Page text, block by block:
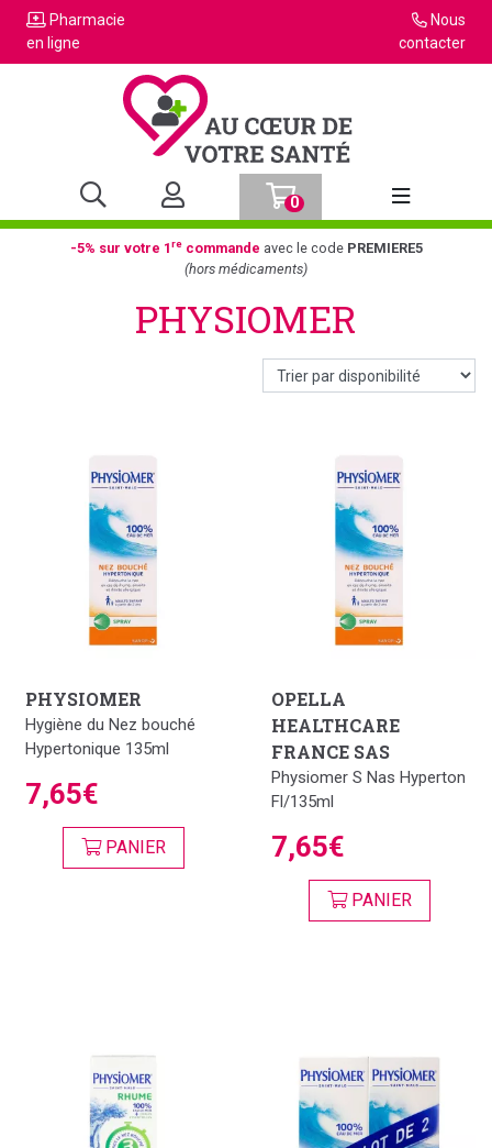
Pharmacie
en ligne
Nous
contacter
0
Afficher la
-5% sur votre 1recommande avec le code PREMIERE5
(hors médicaments)
PHYSIOMER
PHYSIOMER
Hygiène du Nez bouché
Hypertonique 135ml
7,65€
PANIER
OPELLA
HEALTHCARE
FRANCE SAS
Physiomer S Nas Hyperton
Fl/135ml
7,65€
PANIER